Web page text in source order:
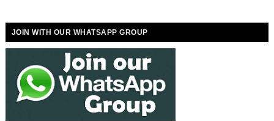
JOIN WITH OUR WHATSAPP GROUP